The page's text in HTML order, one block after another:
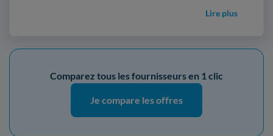
Lire plus
Comparez tous les fournisseurs en 1 clic
Je compare les offres